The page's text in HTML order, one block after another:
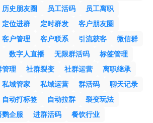
历史朋友圈 员工活码
员工离职
定位进群 定时群发
客户朋友圈
客户管理 客户联系 引流获客
微信群
数字人直播 无限群活码
标签管理
管理 社群裂变 社群运营
离职继承
私域管家 私域运营 群活码
聊天记录
自动打标签 自动拉群
裂变玩法
鹦企服 进群活码 餐饮行业